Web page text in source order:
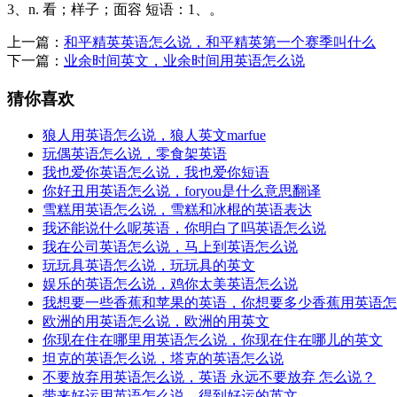
3、n. 看；样子；面容 短语：1、。
上一篇： 和平精英英语怎么说，和平精英第一个赛季叫什么
下一篇： 业余时间英文，业余时间用英语怎么说
猜你喜欢
狼人用英语怎么说，狼人英文marfue
玩偶英语怎么说，零食架英语
我也爱你英语怎么说，我也爱你短语
你好丑用英语怎么说，foryou是什么意思翻译
雪糕用英语怎么说，雪糕和冰棍的英语表达
我还能说什么呢英语，你明白了吗英语怎么说
我在公司英语怎么说，马上到英语怎么说
玩玩具英语怎么说，玩玩具的英文
娱乐的英语怎么说，鸡你太美英语怎么说
我想要一些香蕉和苹果的英语，你想要多少香蕉用英语
欧洲的用英语怎么说，欧洲的用英文
你现在住在哪里用英语怎么说，你现在住在哪儿的英文
坦克的英语怎么说，塔克的英语怎么说
不要放弃用英语怎么说，英语 永远不要放弃 怎么说？